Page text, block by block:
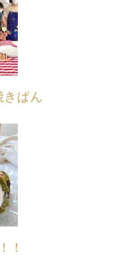
きぱん
！